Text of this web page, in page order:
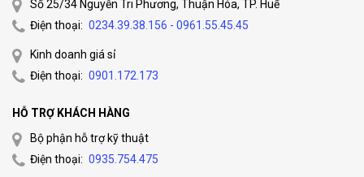
Số 25/34 Nguyễn Tri Phương, Thuận Hóa, TP. Huế
Điện thoại: 0234.39.38.156 - 0961.55.45.45
Kinh doanh giá sỉ
Điện thoại: 0901.172.173
HỖ TRỢ KHÁCH HÀNG
Bộ phận hỗ trợ kỹ thuật
Điện thoại: 0935.754.475